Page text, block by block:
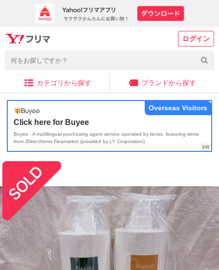
ログイン
カテゴリから探す ブランドから探す
Click here for Buyee
Buyee - A multilingual purchasing agent service operated by tenso, featuring items
from JDirectItems Fleamarket (provided by LY Corporation)
Overseas Visitors